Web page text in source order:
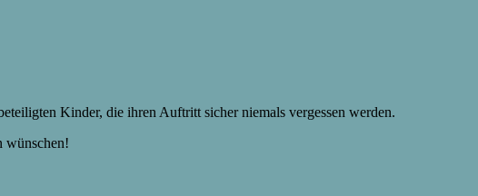
Kinder, die ihren Auftritt sicher niemals vergessen werden.
wünschen!